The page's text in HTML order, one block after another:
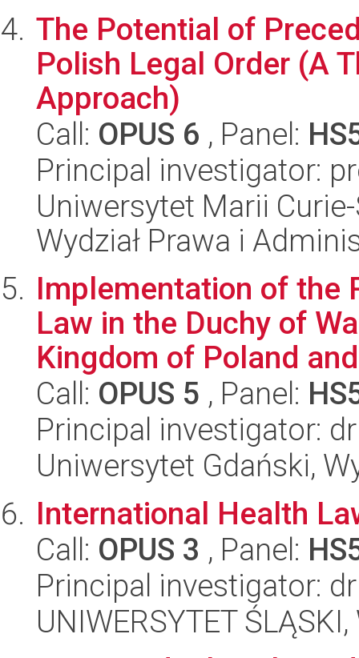
The Potential of
Polish Legal Order (A
Approach)
Call: OPUS 6 , Panel:
Principal investigator:
Uniwersytet Marii
Wydział Prawa i
Implementation of the
Law in the Duchy of
Kingdom of Poland
Call: OPUS 5 , Panel:
Principal investigator:
Uniwersytet Gdański,
International Health
Call: OPUS 3 , Panel:
Principal investigator:
UNIWERSYTET